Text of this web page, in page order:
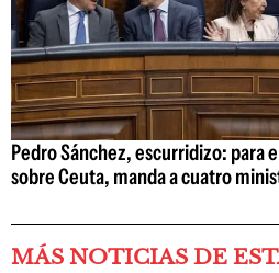
Pedro Sánchez, escurridizo: para
sobre Ceuta, manda a cuatro
MÁS NOTICIAS DE